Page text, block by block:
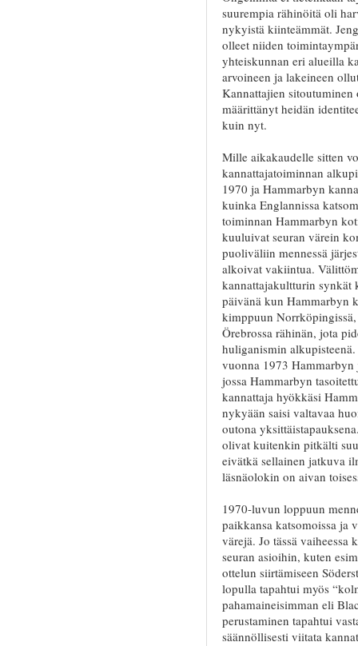
suurempia rähinöitä oli
nykyistä kiinteämmät.
olleet niiden
yhteiskunnan eri alueilla
arvoineen ja lakeineen
Kannattajien sitoutuminen
määrittänyt heidän
kuin nyt.
Mille aikakaudelle sitten
kannattajatoiminnan
1970 ja Hammarbyn
kuinka Englannissa
toiminnan Hammarbyn
kuuluivat seuran värein
puoliväliin mennessä
alkoivat vakiintua.
kannattajakultturin synkät
päivänä kun Hammarbyn
kimppuun
Örebrossa rähinän, jota
huliganismin
vuonna 1973 Hammarbyn
jossa Hammarbyn
kannattaja hyökkäsi
nykyään saisi valtavaa
outona
olivat kuitenkin pitkälti
eivätkä sellainen jatkuva
läsnäolokin on aivan
1970-luvun loppuun
paikkansa katsomoissa ja
värejä. Jo tässä
seuran asioihin, kuten
ottelun siirtämiseen
lopulla tapahtui myös
pahamaineisimman eli
perustaminen tapahtui
säännöllisesti viitata